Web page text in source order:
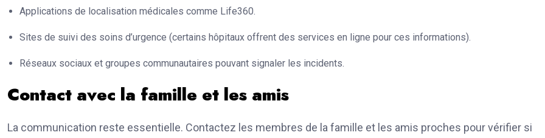
Applications de localisation médicales comme Life360.
Sites de suivi des soins d’urgence (certains hôpitaux offrent des services en ligne pour ces informations).
Réseaux sociaux et groupes communautaires pouvant signaler les incidents.
Contact avec la famille et les amis
La communication reste essentielle. Contactez les membres de la famille et les amis proches pour vérifier si